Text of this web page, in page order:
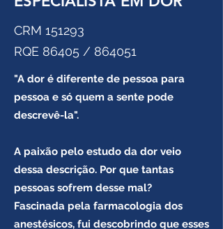
CRM 151293
RQE 86405 / 864051
"A dor é diferente de pessoa para
pessoa e só quem a sente pode
descrevê-la".
A paixão pelo estudo da dor veio
dessa descrição. Por que tantas
pessoas sofrem desse mal?
Fascinada pela farmacologia dos
anestésicos, fui descobrindo que esses